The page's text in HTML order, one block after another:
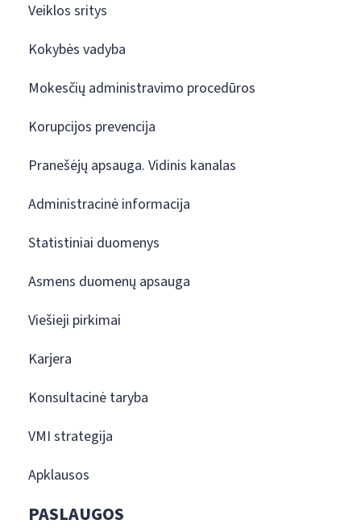
Veiklos sritys
Kokybės vadyba
Mokesčių administravimo procedūros
Korupcijos prevencija
Pranešėjų apsauga. Vidinis kanalas
Administracinė informacija
Statistiniai duomenys
Asmens duomenų apsauga
Viešieji pirkimai
Karjera
Konsultacinė taryba
VMI strategija
Apklausos
PASLAUGOS